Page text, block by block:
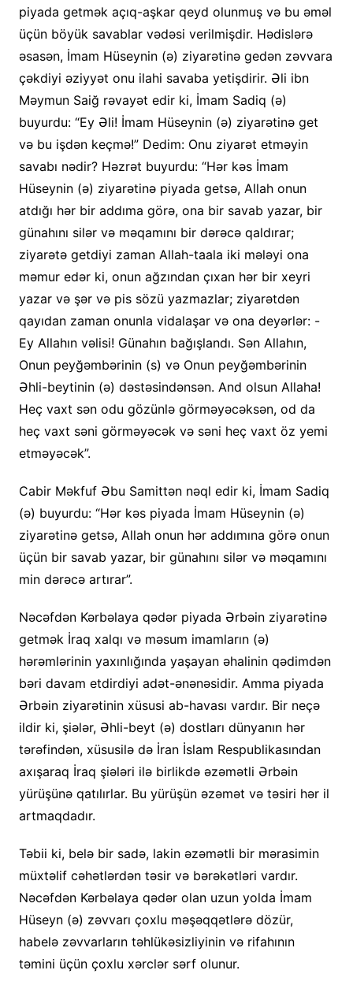
piyada getmək açıq-aşkar qeyd olunmuş və bu əməl
üçün böyük savablar vədəsi verilmişdir. Hədislərə
əsasən, İmam Hüseynin (ə) ziyarətinə gedən zəvvara
çəkdiyi əziyyət onu ilahi savaba yetişdirir. Əli ibn
Məymun Saiğ rəvayət edir ki, İmam Sadiq (ə)
buyurdu: “Ey Əli! İmam Hüseynin (ə) ziyarətinə get
və bu işdən keçmə!” Dedim: Onu ziyarət etməyin
savabı nədir? Həzrət buyurdu: “Hər kəs İmam
Hüseynin (ə) ziyarətinə piyada getsə, Allah onun
atdığı hər bir addıma görə, ona bir savab yazar, bir
günahını silər və məqamını bir dərəcə qaldırar;
ziyarətə getdiyi zaman Allah-taala iki mələyi ona
məmur edər ki, onun ağzından çıxan hər bir xeyri
yazar və şər və pis sözü yazmazlar; ziyarətdən
qayıdan zaman onunla vidalaşar və ona deyərlər: -
Ey Allahın vəlisi! Günahın bağışlandı. Sən Allahın,
Onun peyğəmbərinin (s) və Onun peyğəmbərinin
Əhli-beytinin (ə) dəstəsindənsən. And olsun Allaha!
Heç vaxt sən odu gözünlə görməyəcəksən, od da
heç vaxt səni görməyəcək və səni heç vaxt öz yemi
etməyəcək”.
Cabir Məkfuf Əbu Samittən nəql edir ki, İmam Sadiq
(ə) buyurdu: “Hər kəs piyada İmam Hüseynin (ə)
ziyarətinə getsə, Allah onun hər addımına görə onun
üçün bir savab yazar, bir günahını silər və məqamını
min dərəcə artırar”.
Nəcəfdən Kərbəlaya qədər piyada Ərbəin ziyarətinə
getmək İraq xalqı və məsum imamların (ə)
hərəmlərinin yaxınlığında yaşayan əhalinin qədimdən
bəri davam etdirdiyi adət-ənənəsidir. Amma piyada
Ərbəin ziyarətinin xüsusi ab-havası vardır. Bir neçə
ildir ki, şiələr, Əhli-beyt (ə) dostları dünyanın hər
tərəfindən, xüsusilə də İran İslam Respublikasından
axışaraq İraq şiələri ilə birlikdə əzəmətli Ərbəin
yürüşünə qatılırlar. Bu yürüşün əzəmət və təsiri hər il
artmaqdadır.
Təbii ki, belə bir sadə, lakin əzəmətli bir mərasimin
müxtəlif cəhətlərdən təsir və bərəkətləri vardır.
Nəcəfdən Kərbəlaya qədər olan uzun yolda İmam
Hüseyn (ə) zəvvarı çoxlu məşəqqətlərə dözür,
habelə zəvvarların təhlükəsizliyinin və rifahının
təmini üçün çoxlu xərclər sərf olunur.